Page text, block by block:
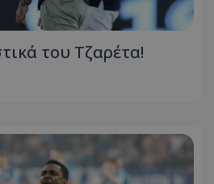
του Τζαρέτα!